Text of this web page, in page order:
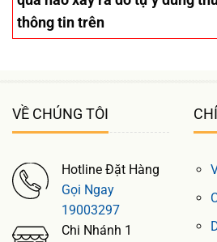
thông tin trên
VỀ CHÚNG TÔI
Hotline Đặt Hàng
Gọi Ngay
19003297
Chi Nhánh 1